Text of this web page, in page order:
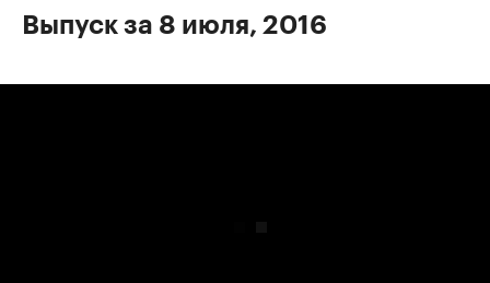
Выпуск за 8 июля, 2016